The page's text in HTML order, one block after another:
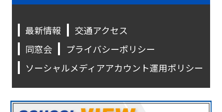
最新情報
交通アクセス
同窓会
プライバシーポリシー
ソーシャルメディアアカウント運用ポリシー